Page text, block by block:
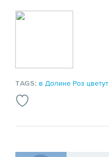
TAGS: в Долине Роз